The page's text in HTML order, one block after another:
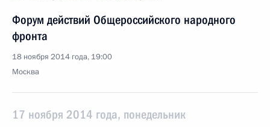
Форум действий Общероссийского народного
фронта
18 ноября 2014 года, 19:00
Москва
17 ноября 2014 года, понедельник